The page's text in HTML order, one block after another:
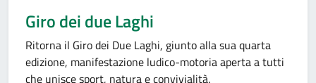
Giro dei due Laghi
Ritorna il Giro dei Due Laghi, giunto alla sua quarta
edizione, manifestazione ludico-motoria aperta a tutti
che unisce sport, natura e convivialità.